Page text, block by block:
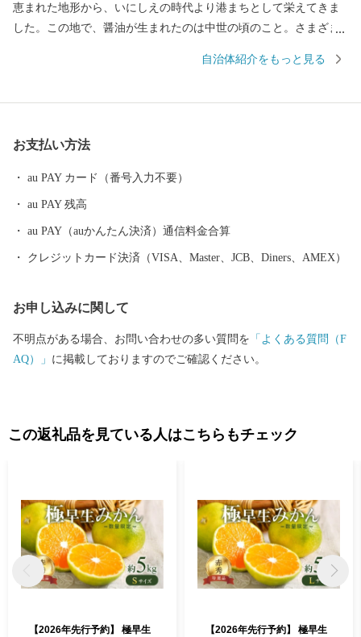
恵まれた地形から、いにしえの時代より港まちとして栄えてきま
した。この地で、醤油が生まれたのは中世の頃のこと。さまざま
に注目した職人の創意から、和食の味の決め手である醤油づくり
が伝統として受け継がれている「美味しい日本遺産」ともいえる
自治体紹介をもっと見る
お支払い方法
au PAY カード（番号入力不要）
au PAY 残高
au PAY（auかんたん決済）通信料金合算
クレジットカード決済（VISA、Master、JCB、Diners、AMEX）
お申し込みに関して
不明点がある場合、お問い合わせの多い質問を 「よくある質問（F
AQ）」 に掲載しておりますのでご確認ください。
この返礼品を見ている人はこちらもチェック
【2026年先行予約】 極早生
【2026年先行予約】 極早生